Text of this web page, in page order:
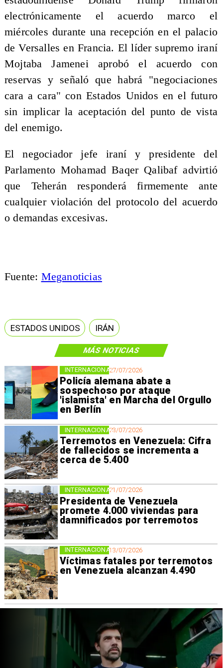
MÁS NOTICIAS
27/07/2026
Policía alemana abate a
sospechoso por ataque
'islamista' en Marcha del Orgullo
en Berlín
INTERNACIONAL
23/07/2026
Terremotos en Venezuela: Cifra
de fallecidos se incrementa a
cerca de 5.400
INTERNACIONAL
21/07/2026
Presidenta de Venezuela
promete 4.000 viviendas para
damnificados por terremotos
INTERNACIONAL
13/07/2026
Víctimas fatales por terremotos
en Venezuela alcanzan 4.490
INTERNACIONAL
electrónicamente el acuerdo marco el
miércoles durante una recepción en el palacio
de Versalles en Francia. El líder supremo iraní
Mojtaba Jamenei aprobó el acuerdo con
reservas y señaló que habrá "negociaciones
cara a cara" con Estados Unidos en el futuro
sin implicar la aceptación del punto de vista
del enemigo.
El negociador jefe iraní y presidente del
Parlamento Mohamad Baqer Qalibaf advirtió
que Teherán responderá firmemente ante
cualquier violación del protocolo del acuerdo
o demandas excesivas.
Fuente: Meganoticias
ESTADOS UNIDOS IRÁN